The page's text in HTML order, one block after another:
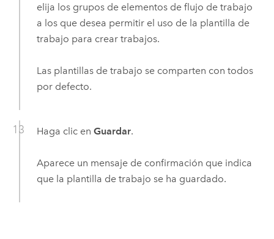
elija los grupos de elementos de flujo de trabajo
a los que desea permitir el uso de la plantilla de
trabajo para crear trabajos.
Las plantillas de trabajo se comparten con todos
por defecto.
Haga clic en Guardar.
Aparece un mensaje de confirmación que indica
que la plantilla de trabajo se ha guardado.